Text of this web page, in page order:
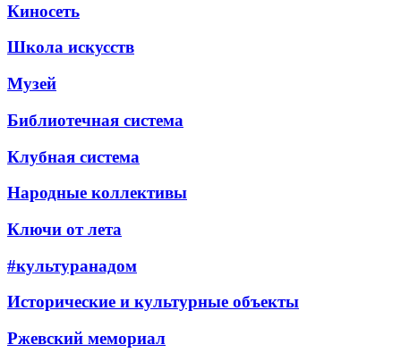
Киносеть
Школа искусств
Музей
Библиотечная система
Клубная система
Народные коллективы
Ключи от лета
#культуранадом
Исторические и культурные объекты
Ржевский мемориал